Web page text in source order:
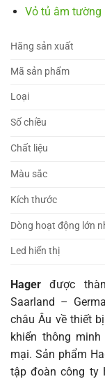
Vỏ tủ âm tường
Hãng sản xuất
Mã sản phẩm
Loại
Số chiều
Chất liệu
Màu sắc
Kích thước
Dòng hoạt động lớn
Led hiển thị
Hager được
Saarland –
châu Âu về thiết
khiển thông
mại. Sản phẩm
tập đoàn công ty